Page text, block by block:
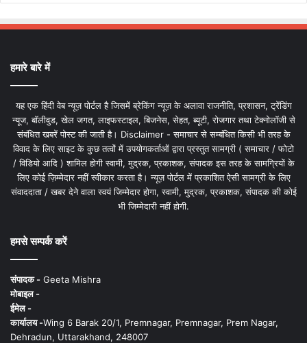
हमारे बारे में
यह एक हिंदी वेब न्यूज़ पोर्टल है जिसमें ब्रेकिंग न्यूज़ के अलावा राजनीति, प्रशासन, ट्रेंडिंग
न्यूज, बॉलीवुड, खेल जगत, लाइफस्टाइल, बिजनेस, सेहत, ब्यूटी, रोजगार तथा टेक्नोलॉजी से
संबंधित खबरें पोस्ट की जाती है। Disclaimer - समाचार से सम्बंधित किसी भी तरह के
विवाद के लिए साइट के कुछ तत्वों में उपयोगकर्ताओं द्वारा प्रस्तुत सामग्री ( समाचार / फोटो
/ विडियो आदि ) शामिल होगी स्वामी, मुद्रक, प्रकाशक, संपादक इस तरह के सामग्रियों के
लिए कोई ज़िम्मेदार नहीं स्वीकार करता है। न्यूज़ पोर्टल में प्रकाशित ऐसी सामग्री के लिए
संवाददाता / खबर देने वाला स्वयं जिम्मेदार होगा, स्वामी, मुद्रक, प्रकाशक, संपादक की कोई
भी जिम्मेदारी नहीं होगी.
हमसे सम्पर्क करें
संपादक - Geeta Mishra
मोबाइल -
ईमेल -
कार्यालय -Wing 6 Barak 20/1, Premnagar, Premnagar, Prem Nagar,
Dehradun, Uttarakhand, 248007